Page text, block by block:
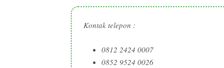
Kontak telepon :
0812 2424 0007
0852 9524 0026